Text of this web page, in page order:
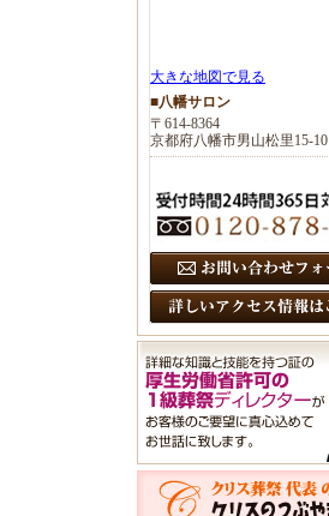
大きな地図で見る
■八幡サロン
〒614-8364
京都府八幡市男山松里15-10